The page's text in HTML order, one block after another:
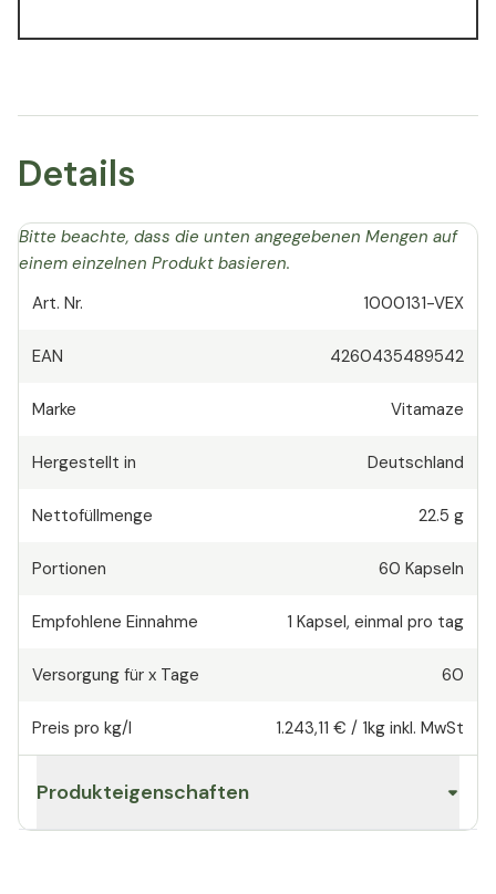
Details
Bitte beachte, dass die unten angegebenen Mengen auf
einem einzelnen Produkt basieren.
Art. Nr.
1000131-VEX
EAN 4260435489542
Marke Vitamaze
Hergestellt in Deutschland
Nettofüllmenge 22.5 g
Portionen 60 Kapseln
Empfohlene Einnahme 1 Kapsel, einmal pro tag
Versorgung für x Tage 60
Preis pro kg/l 1.243,11 € / 1kg inkl. MwSt
Produkteigenschaften